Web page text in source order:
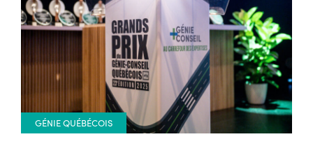
GÉNIE QUÉBÉCOIS